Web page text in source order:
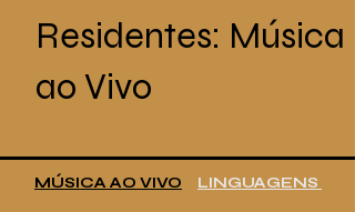
Residentes: Música
ao Vivo
MÚSICA AO VIVO LINGUAGENS